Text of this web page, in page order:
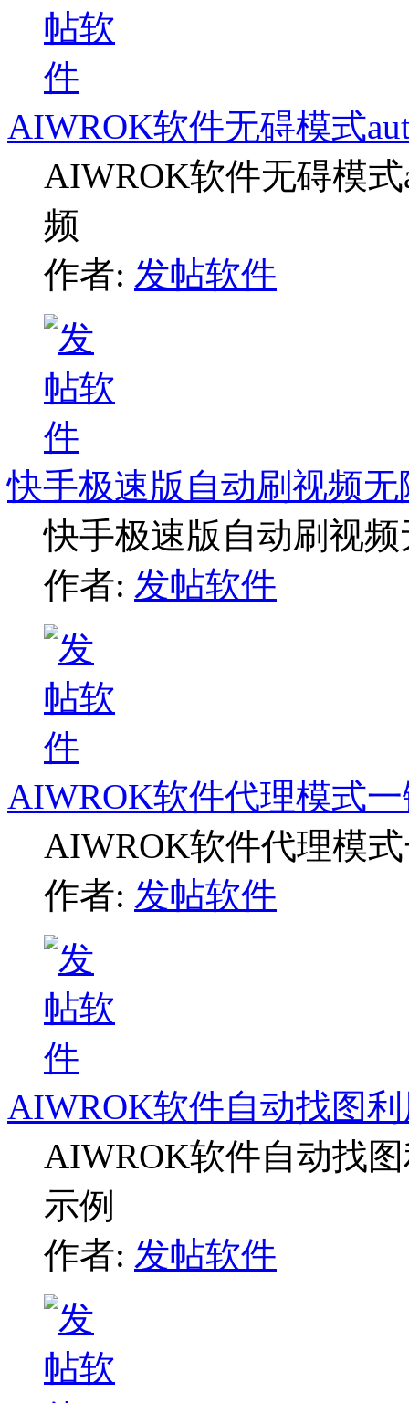
AIWROK软件无碍模式
AIWROK软件无碍模
频
作者: 发帖软件
快手极速版自动刷视频
快手极速版自动刷视
作者: 发帖软件
AIWROK软件代理模式
AIWROK软件代理模
作者: 发帖软件
AIWROK软件自动找图
AIWROK软件自动找
示例
作者: 发帖软件